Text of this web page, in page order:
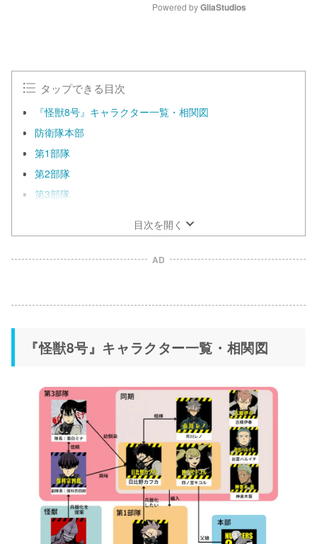
Powered by GliaStudios
タップできる目次
『怪獣8号』キャラクター一覧・相関図
防衛隊本部
第1部隊
第2部隊
第3部隊
目次を開く
AD
『怪獣8号』キャラクター一覧・相関図